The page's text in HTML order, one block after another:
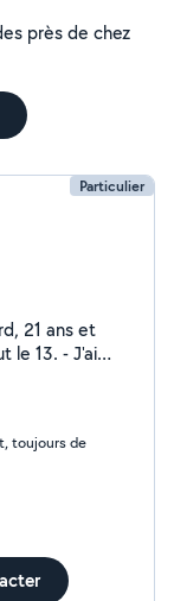
près de chez
Particulier
- J'ai
entretien
toujours de